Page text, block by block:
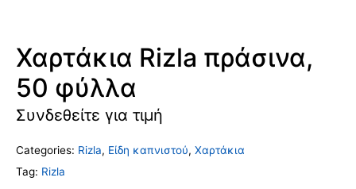
Χαρτάκια Rizla πράσινα,
50 φύλλα
Συνδεθείτε για τιμή
Categories: Rizla, Είδη καπνιστού, Χαρτάκια
Tag: Rizla